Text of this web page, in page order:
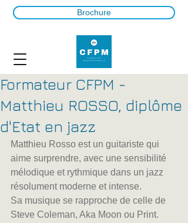
Brochure
Formateur CFPM -
Matthieu ROSSO, diplôme
d'Etat en jazz
Matthieu Rosso est un guitariste qui
aime surprendre, avec une sensibilité
mélodique et rythmique dans un jazz
résolument moderne et intense.
Sa musique se rapproche de celle de
Steve Coleman, Aka Moon ou Print.